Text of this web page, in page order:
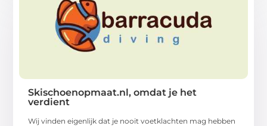
Skischoenopmaat.nl, omdat je het
verdient
Wij vinden eigenlijk dat je nooit voetklachten mag hebben